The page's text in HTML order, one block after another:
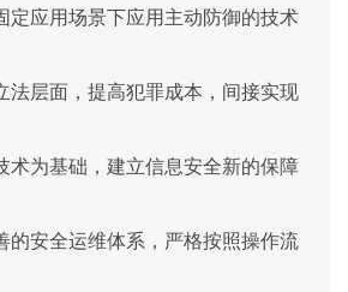
定应用场景下应用主动防御的技术
法层面，提高犯罪成本，间接实现
术为基础，建立信息安全新的保障
的安全运维体系，严格按照操作流